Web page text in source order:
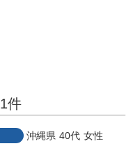
1
沖縄県 40代 女性